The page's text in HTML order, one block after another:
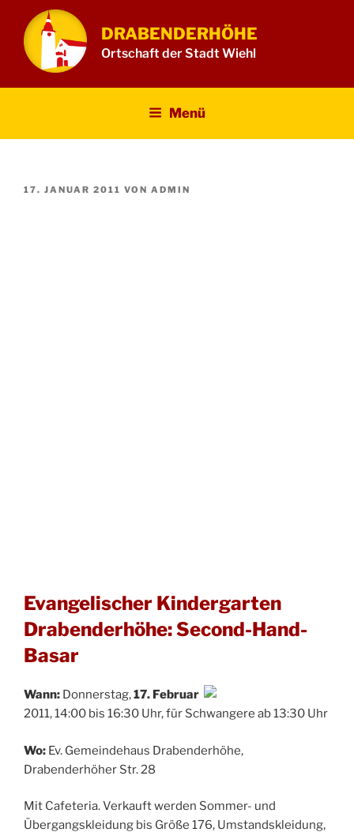
Inhalt
springen
DRABENDERHÖHE
Ortschaft der Stadt Wiehl
Menü
VERÖFFENTLICHT
17. JANUAR 2011 VON ADMIN
Evangelischer Kindergarten
Drabenderhöhe: Second-Hand-
Basar
Wann: Donnerstag,17. Februar
2011, 14:00 bis 16:30 Uhr, für Schwangere ab 13:30 Uhr
Wo: Ev. Gemeindehaus Drabenderhöhe,
Drabenderhöher Str. 28
Mit Cafeteria. Verkauft werden Sommer- und
Übergangskleidung bis Größe 176, Umstandskleidung,